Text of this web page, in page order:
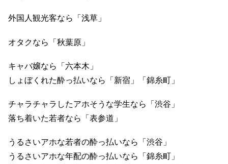
外国人観光客なら「浅草」
オタクなら「秋葉原」
キャバ嬢なら「六本木」
しょぼくれた酔っ払いなら「新宿」「錦糸町」
チャラチャラしたアホそうな学生なら「渋谷」
落ち着いた若者なら「表参道」
うるさいアホな若者の酔っ払いなら「渋谷」
うるさいアホな年配の酔っ払いなら「錦糸町」